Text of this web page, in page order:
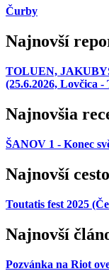
Čurby
Najnovší
TOLUEN,
(25.6.2026, Lovčica
Najnovšia
ŠANOV 1 - Konec
Najnovší
Toutatis fest 2025
Najnovší
Pozvánka na Riot